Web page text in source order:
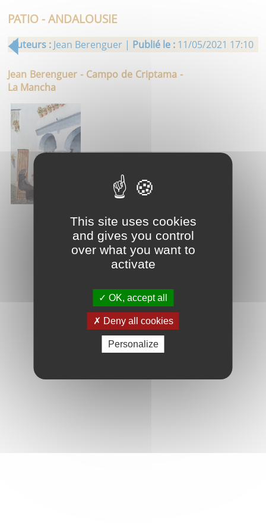
PATIO - ANDALOUSIE
Auteurs : Jean Berenguer | Publié le : 11/05/2021 17:10
Jean Berenguer - Campo de Criptama -
La Mancha
This site uses cookies
and gives you control
over what you want to
activate
OK, accept all
Deny all cookies
Personalize